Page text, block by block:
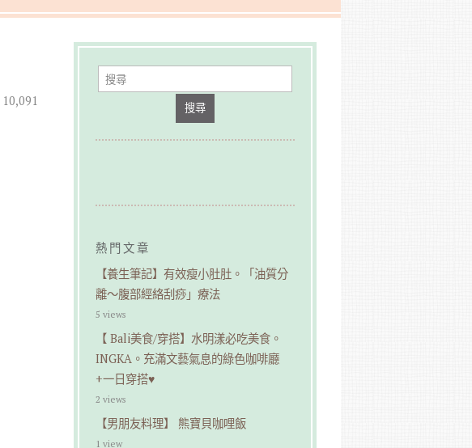
10,091
搜尋
熱門文章
【養生筆記】有效瘦小肚肚。「油質分
離～腹部經絡刮痧」療法
5 views
【 Bali美食/穿搭】水明漾必吃美食。
INGKA。充滿文藝氣息的綠色咖啡廳
+一日穿搭♥︎
2 views
【男朋友料理】 熊寶貝咖哩飯
1 view